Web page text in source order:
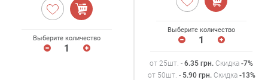
Выберите количество
Выберите количество
от 25шт. - 6.35 грн. Скидка -7%
от 50шт. - 5.90грн. Скидка -13%